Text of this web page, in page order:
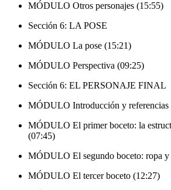
MÓDULO Otros personajes (15:55)
Sección 6: LA POSE
MÓDULO La pose (15:21)
MÓDULO Perspectiva (09:25)
Sección 6: EL PERSONAJE FINAL
MÓDULO Introducción y referencias
MÓDULO El primer boceto: la
(07:45)
MÓDULO El segundo boceto: ropa y
MÓDULO El tercer boceto (12:27)